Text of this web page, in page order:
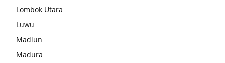
Lombok Utara
Luwu
Madiun
Madura